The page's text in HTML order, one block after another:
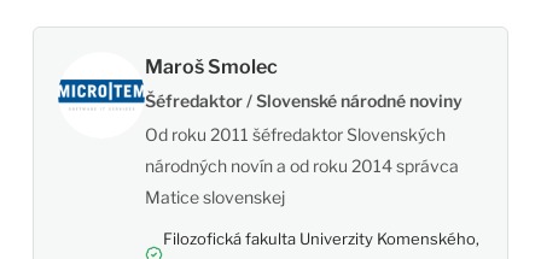
Maroš Smolec
Šéfredaktor / Slovenské národné noviny
Od roku 2011 šéfredaktor Slovenských
národných novín a od roku 2014 správca
Matice slovenskej
Filozofická fakulta Univerzity Komenského,